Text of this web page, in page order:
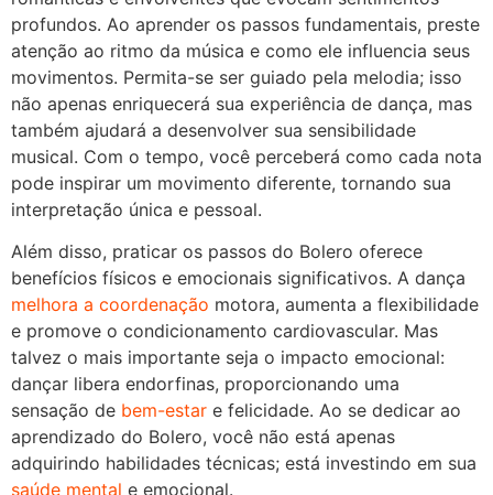
profundos. Ao aprender os passos fundamentais, preste
atenção ao ritmo da música e como ele influencia seus
movimentos. Permita-se ser guiado pela melodia; isso
não apenas enriquecerá sua experiência de dança, mas
também ajudará a desenvolver sua sensibilidade
musical. Com o tempo, você perceberá como cada nota
pode inspirar um movimento diferente, tornando sua
interpretação única e pessoal.
Além disso, praticar os passos do Bolero oferece
benefícios físicos e emocionais significativos. A dança
melhora a coordenação motora, aumenta a flexibilidade
e promove o condicionamento cardiovascular. Mas
talvez o mais importante seja o impacto emocional:
dançar libera endorfinas, proporcionando uma
sensação de bem-estar e felicidade. Ao se dedicar ao
aprendizado do Bolero, você não está apenas
adquirindo habilidades técnicas; está investindo em sua
saúde mental e emocional.